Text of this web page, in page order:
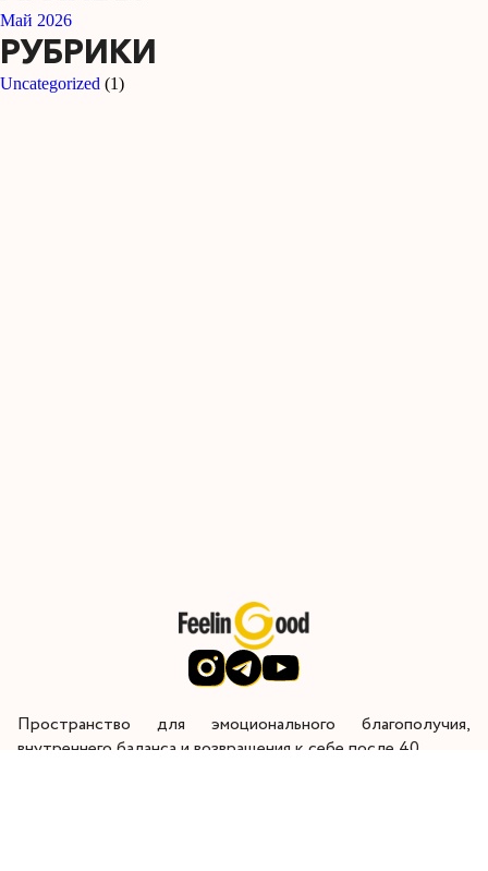
Май 2026
РУБРИКИ
Uncategorized (1)
Пространство для эмоционального благополучия,
внутреннего баланса и возвращения к себе после 40.